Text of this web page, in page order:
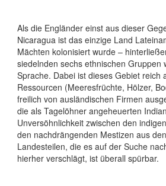
Als die Engländer einst aus dieser
Nicaragua ist das einzige Land
Mächten kolonisiert wurde –
siedelnden sechs ethnischen Gruppen
Sprache. Dabei ist dieses Gebiet reich
Ressourcen (Meeresfrüchte, Hölzer,
freilich von ausländischen Firmen
die als Tagelöhner angeheuerten
Unversöhnlichkeit zwischen den
den nachdrängenden Mestizen aus
Landesteilen, die es auf der Suche
hierher verschlägt, ist überall spürbar.